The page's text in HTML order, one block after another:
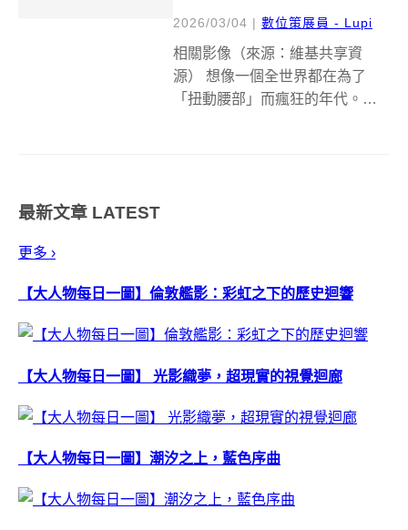
2026/03/04 | 數位策展員 - Lupi
相關影像（來源：維基共享資
源） 想像一個全世界都在為了
「扭動腰部」而瘋狂的年代。
最新文章 LATEST
更多 ›
【大人物每日一圖】倫敦艦影：彩虹之下的歷史迴響
【大人物每日一圖】 光影織夢，超現實的視覺迴廊
【大人物每日一圖】潮汐之上，藍色序曲